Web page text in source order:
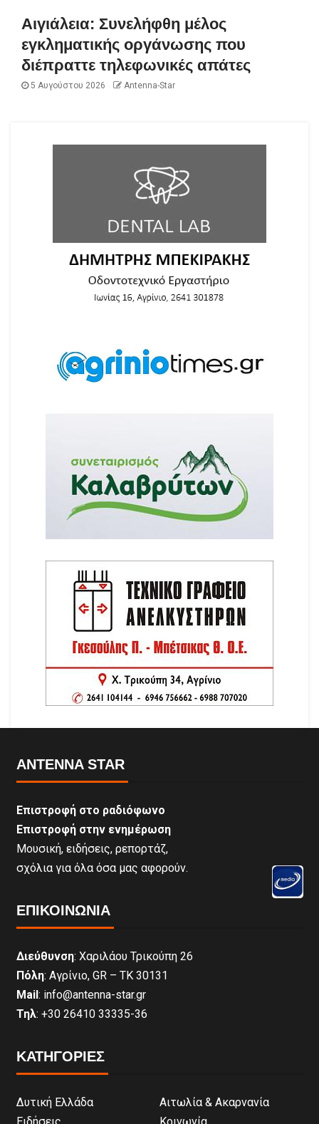
Αιγιάλεια: Συνελήφθη μέλος
εγκληματικής οργάνωσης που
διέπραττε τηλεφωνικές απάτες
5 Αυγούστου 2026 Antenna-Star
ANTENNA STAR
Επιστροφή στο ραδιόφωνο
Επιστροφή στην ενημέρωση
Μουσική, ειδήσεις, ρεπορτάζ,
σχόλια για όλα όσα μας αφορούν.
ΕΠΙΚΟΙΝΩΝΊΑ
Διεύθυνση: Χαριλάου Τρικούπη 26
Πόλη: Αγρίνιο, GR – ΤΚ 30131
Mail: info@antenna-star.gr
Τηλ: +30 26410 33335-36
ΚΑΤΗΓΟΡΙΕΣ
Δυτική Ελλάδα
Αιτωλία & Ακαρνανία